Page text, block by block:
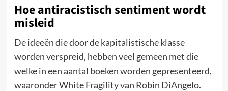
Hoe antiracistisch sentiment wordt
misleid
De ideeën die door de kapitalistische klasse
worden verspreid, hebben veel gemeen met die
welke in een aantal boeken worden gepresenteerd,
waaronder White Fragility van Robin DiAngelo.